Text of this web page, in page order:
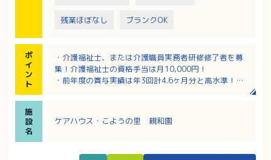
残業ほぼなし ブランクOK
ポ
イ
ン
ト
・介護福祉士、または介護職員実務者研修修了者を募
集！介護福祉士の資格手当は月10,000円！
・前年度の賞与実績は年3回計4.6ヶ月分と高水準！
・経験不問で入社後にステップアップを目指せる資格
取得支援制度あり！
施
設
名
ケアハウス・こようの里 親和園